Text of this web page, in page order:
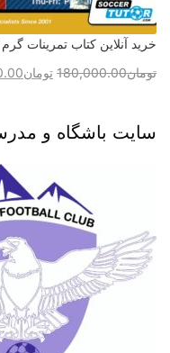
خرید آنلاین کتاب تمرینات
تومان180,000.00 تومان
سایت باشگاه و